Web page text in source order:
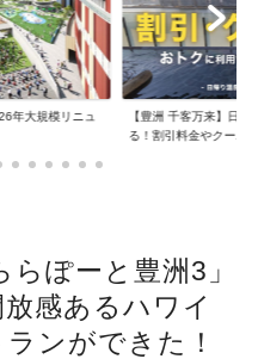
年大規模リニュ
【豊洲 千客万来】日帰
る！割引料金やクーポ...
らぽーと豊洲3」
感あるハワイ
ンができた！